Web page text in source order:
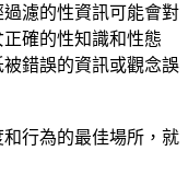
濾的性資訊可能會對
確的性知識和性態
錯誤的資訊或觀念誤
行為的最佳場所，就